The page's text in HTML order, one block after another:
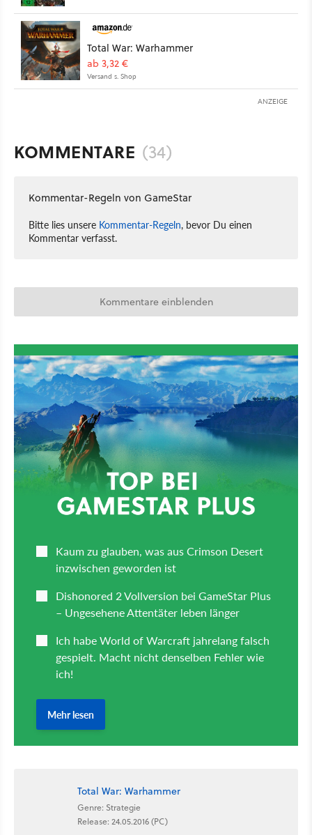
Total War: Warhammer
ab 3,32 €
Versand s. Shop
ANZEIGE
KOMMENTARE (34)
Kommentar-Regeln von GameStar
Bitte lies unsere Kommentar-Regeln, bevor Du einen
Kommentar verfasst.
Kommentare einblenden
Total War: Warhammer
Genre: Strategie
Release: 24.05.2016 (PC)